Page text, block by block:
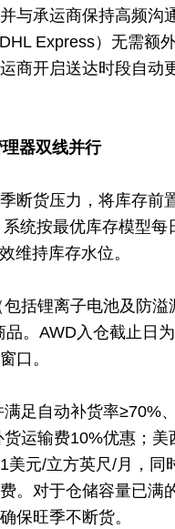
与承运商保持高频沟
Express）无需额
商开启送达时段自动
器双线并行
断货压力，将库存前
统按最优库存模型每
维持库存水位。
括锂离子电池及防
。AWD入仓截止日
口。
足自动补货率≥70%
运输费10%优惠；
元/立方英尺/月，同
。对于仓储容量已满
保旺季不断货。